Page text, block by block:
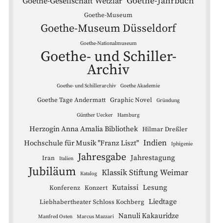
Goethe-Museum
Goethe-Museum Düsseldorf
Goethe-Nationalmuseum
Goethe- und Schiller-
Archiv
Goethe- und Schillerarchiv Goethe Akademie
Goethe Tage Andermatt Graphic Novel Gründung
Günther Uecker Hamburg
Herzogin Anna Amalia Bibliothek Hilmar Dreßler
Hochschule für Musik "Franz Liszt" Indien Iphigenie
Iran Italien Jahresgabe Jahrestagung
Jubiläum Katalog Klassik Stiftung Weimar
Konferenz Konzert Kutaissi Lesung
Liebhabertheater Schloss Kochberg Liedtage
Manfred Osten Marcus Mazzari Nanuli Kakauridze